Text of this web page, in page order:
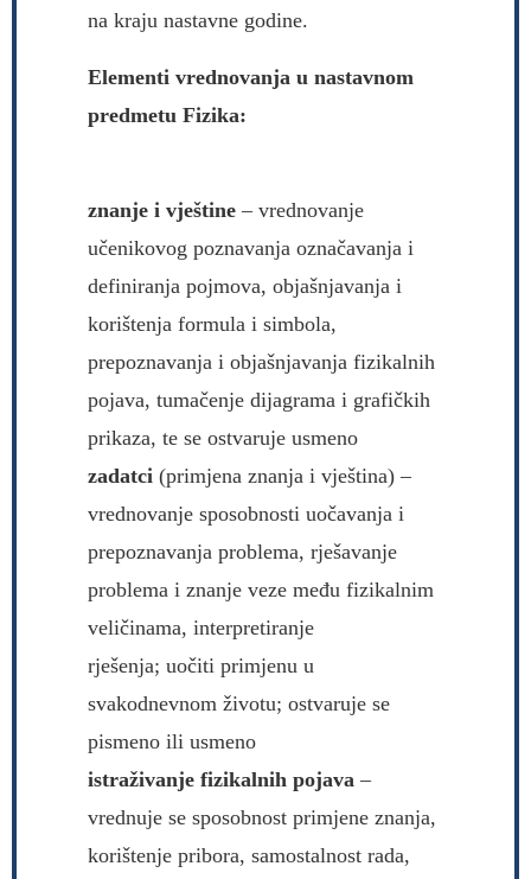
na kraju nastavne godine.
Elementi vrednovanja u nastavnom
predmetu Fizika:
znanje i vještine – vrednovanje
učenikovog poznavanja označavanja i
definiranja pojmova, objašnjavanja i
korištenja formula i simbola,
prepoznavanja i objašnjavanja fizikalnih
pojava, tumačenje dijagrama i grafičkih
prikaza, te se ostvaruje usmeno
zadatci (primjena znanja i vještina) –
vrednovanje sposobnosti uočavanja i
prepoznavanja problema, rješavanje
problema i znanje veze među fizikalnim
veličinama, interpretiranje
rješenja; uočiti primjenu u
svakodnevnom životu; ostvaruje se
pismeno ili usmeno
istraživanje fizikalnih pojava –
vrednuje se sposobnost primjene znanja,
korištenje pribora, samostalnost rada,